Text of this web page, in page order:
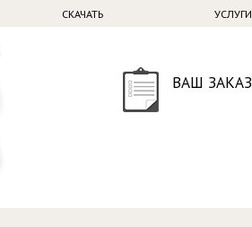
СКАЧАТЬ УСЛУГИ
ВАШ ЗАКАЗ